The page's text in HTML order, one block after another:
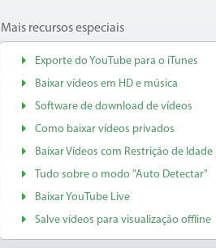
Mais recursos especiais
Exporte do YouTube para o iTunes
Baixar vídeos em HD e música
Software de download de vídeos
Como baixar vídeos privados
Baixar Vídeos com Restrição de Idade
Tudo sobre o modo "Auto Detectar"
Baixar YouTube Live
Salve vídeos para visualização offline